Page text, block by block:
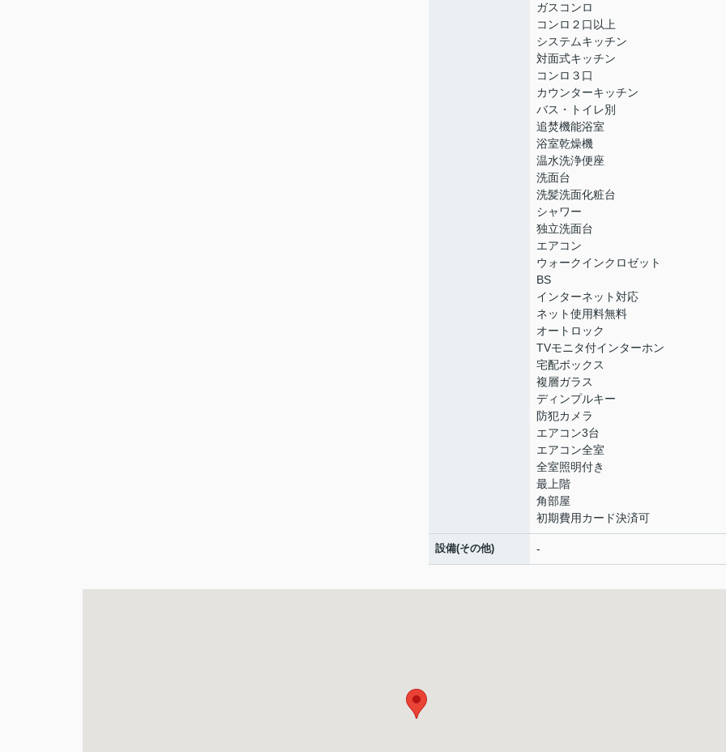
ガスコンロ
コンロ２口以上
システムキッチン
対面式キッチン
コンロ３口
カウンターキッチン
バス・トイレ別
追焚機能浴室
浴室乾燥機
温水洗浄便座
洗面台
洗髪洗面化粧台
シャワー
独立洗面台
エアコン
ウォークインクロゼット
BS
インターネット対応
ネット使用料無料
オートロック
TVモニタ付インターホン
宅配ボックス
複層ガラス
ディンプルキー
防犯カメラ
エアコン3台
エアコン全室
全室照明付き
最上階
角部屋
初期費用カード決済可
設備(その他) -